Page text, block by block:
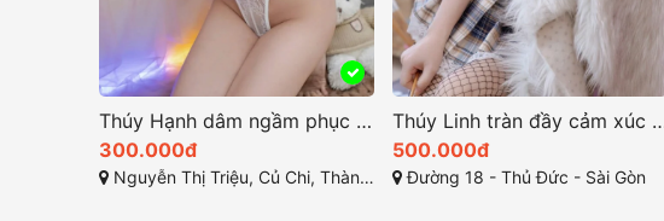
Thúy Hạnh dâm ngầm phục vụ nhiệt tình
300.000đ
Nguyễn Thị Triệu, Củ Chi, Thành phố Hồ Chí Minh
Thúy Linh tràn đầy
500.000đ
Đường 18 - Thủ Đức - Sài Gòn